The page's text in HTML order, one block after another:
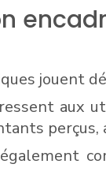
jouent
aux
perçus,